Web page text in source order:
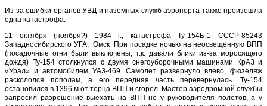
Из-за ошибки органов УВД и наземных служб аэропорта также произошла
одна катастрофа.
11 октября (ноября?) 1984 г., катастрофа Ту-154Б-1 СССР-85243
Западносибирского УГА, Омск При посадке ночью на неосвещенную ВПП
(посадочные огни были выключены, т.к. давали блики из-за моросящего
дождя) Ту-154 столкнулся с двумя снегоуборочными машинами КрАЗ и
«Урал» и автомобилем УАЗ-469. Самолет развернуло влево, фюзеляж
раскололся пополам, а его передняя часть перевернулась. Ту-154
остановился в 1396 м от торца ВПП и сгорел. Мастер аэродромной службы
запросил разрешение выехать на ВПП не у руководителя полетов, а у